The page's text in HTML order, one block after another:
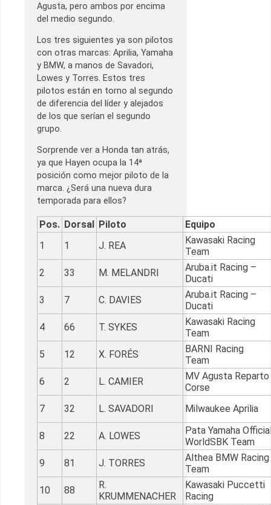
Agusta, pero ambos por encima
del medio segundo.
Los tres siguientes ya son pilotos
con otras marcas: Aprilia, Yamaha
y BMW, a manos de Savadori,
Lowes y Torres. Estos tres
pilotos están en torno al segundo
de diferencia del líder y alejados
de los que serían el segundo
grupo.
Sorprende ver a Honda tan atrás,
ya que Hayen ocupa la 14ª
posición como mejor piloto de la
marca. ¿Será una nueva dura
temporada para ellos?
Pos. Dorsal Piloto
Equipo
1
1 J. REA
Kawasaki Racing
Team
2
33 M. MELANDRI
Aruba.it Racing –
Ducati
3
7 C. DAVIES
Aruba.it Racing –
Ducati
4
66 T. SYKES
Kawasaki Racing
Team
5
12 X. FORÉS
BARNI Racing
Team
6
2 L. CAMIER
MV Agusta Reparto
Corse
7
32 L. SAVADORI Milwaukee Aprilia
8 22 A. LOWES
Pata Yamaha
WorldSBK Team
9
81 J. TORRES
Althea BMW Racing
Team
10
88
R.
KRUMMENACHER
Kawasaki Puccetti
Racing